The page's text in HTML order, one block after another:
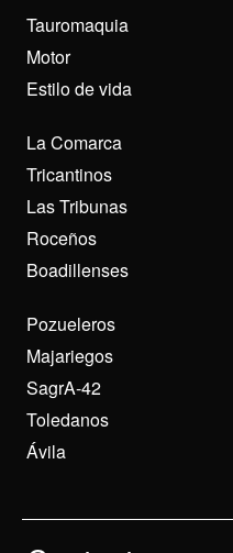
Tauromaquia
Motor
Estilo de vida
La Comarca
Tricantinos
Las Tribunas
Roceños
Boadillenses
Pozueleros
Majariegos
SagrA-42
Toledanos
Ávila